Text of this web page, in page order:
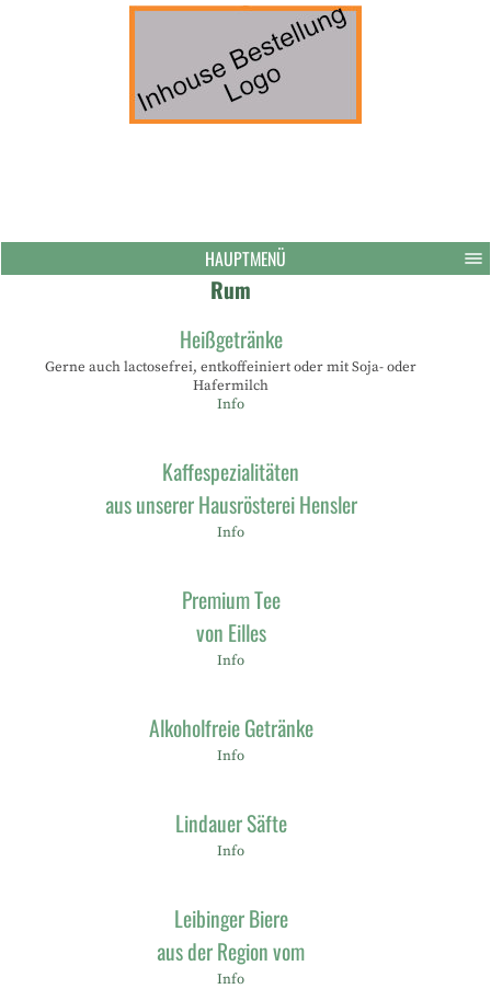
HAUPTMENÜ
Rum
Heißgetränke
Gerne auch lactosefrei, entkoffeiniert oder mit Soja- oder
Hafermilch
Info
Kaffespezialitäten
aus unserer Hausrösterei Hensler
Info
Premium Tee
von Eilles
Info
Alkoholfreie Getränke
Info
Lindauer Säfte
Info
Leibinger Biere
aus der Region vom
Info